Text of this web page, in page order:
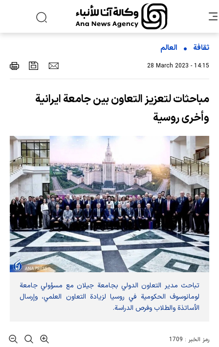
ثقافة العالم
28 March 2023 - 14:15
مباحثات لتعزيز التعاون بين جامعة ايرانية
وأخرى روسية
تباحث مدير التعاون الدولي بجامعة جيلان مع مسؤولي جامعة
لومانوسوف الحكومية في روسيا لزيادة التعاون العلمي، وإرسال
الأساتذة والطلاب وفرص الدراسة.
رمز الخبر : 1709